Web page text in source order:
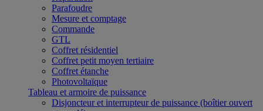
Parafoudre
Mesure et comptage
Commande
GTL
Coffret résidentiel
Coffret petit moyen tertiaire
Coffret étanche
Photovoltaïque
Tableau et armoire de puissance
Disjoncteur et interrupteur de puissance (boîtier ouvert